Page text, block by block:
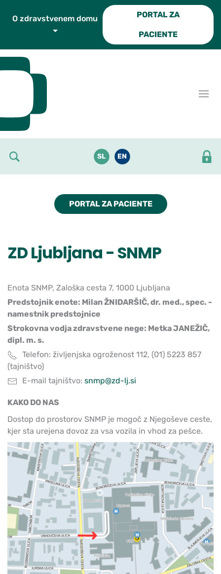
PORTAL ZA
PACIENTE
SL EN
PORTAL ZA PACIENTE
ZD Ljubljana - SNMP
Enota SNMP, Zaloška cesta 7, 1000 Ljubljana
Predstojnik enote: Milan ŽNIDARŠIČ, dr. med., spec. -
namestnik predstojnice
Strokovna vodja zdravstvene nege: Metka JANEŽIČ,
dipl. m. s.
Telefon: življenjska ogroženost 112, (01) 5223 857
(tajništvo)
E-mail tajništvo: snmp@zd-lj.si
KAKO DO NAS
Dostop do prostorov SNMP je mogoč z Njegoševe ceste,
kjer sta urejena dovoz za vsa vozila in vhod za pešce.